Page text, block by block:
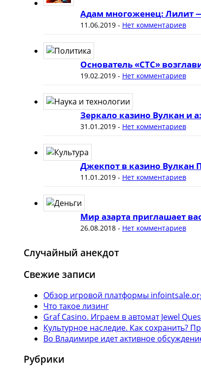
Адам многоженец: Лилит
11.06.2019- Нет комментариев
Основатель «СТС»
19.02.2019- Нет комментариев
Зеркало казино Вулкан и
31.01.2019- Нет комментариев
Джекпот в казино Вулкан
11.01.2019- Нет комментариев
Мир азарта приглашает
26.08.2018- Нет комментариев
Случайный анекдот
Свежие записи
Обзор игровой платформы
Что такое лизинг
Graf Casino. Играем в автомат Jewel
Культурное наследие. Как сохранить?
Во Владимире идет активное
Рубрики